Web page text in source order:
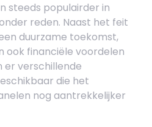
steeds populairder in
reden. Naast het feit
duurzame toekomst,
ook financiële voordelen
er verschillende
die het
nog aantrekkelijker